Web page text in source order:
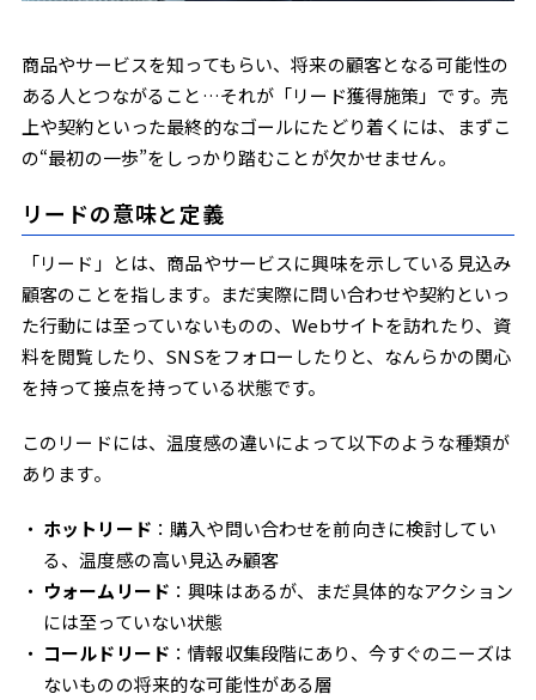
商品やサービスを知ってもらい、将来の顧客となる可能性の
ある人とつながること…それが「リード獲得施策」です。売
上や契約といった最終的なゴールにたどり着くには、まずこ
の“最初の一歩”をしっかり踏むことが欠かせません。
リードの意味と定義
「リード」とは、商品やサービスに興味を示している見込み
顧客のことを指します。まだ実際に問い合わせや契約といっ
た行動には至っていないものの、Webサイトを訪れたり、資
料を閲覧したり、SNSをフォローしたりと、なんらかの関心
を持って接点を持っている状態です。
このリードには、温度感の違いによって以下のような種類が
あります。
ホットリード ：購入や問い合わせを前向きに検討してい
る、温度感の高い見込み顧客
ウォームリード ：興味はあるが、まだ具体的なアクション
には至っていない状態
コールドリード ：情報収集段階にあり、今すぐのニーズは
ないものの将来的な可能性がある層